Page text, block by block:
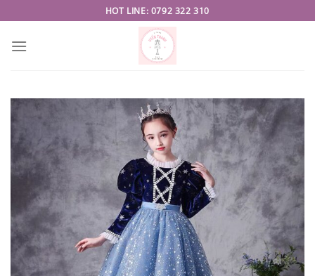
to
content
HOT LINE: 0792 322 310